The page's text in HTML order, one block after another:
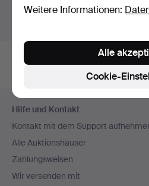
Fußzeilen-
Navigation
Hilfe und Kontakt
Kontakt mit dem Support
Alle Auktionshäuser
Zahlungsweisen
Wir versenden mit
Weitere Informationen:
Cookie-
Alle